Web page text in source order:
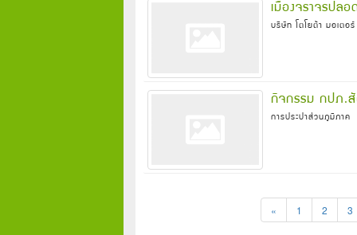
เมืองจราจรปล
บริษัท โตโยต้า มอเตอ
กิจกรรม กปภ.
การประปาส่วนภูมิภาค
« 1 2 3